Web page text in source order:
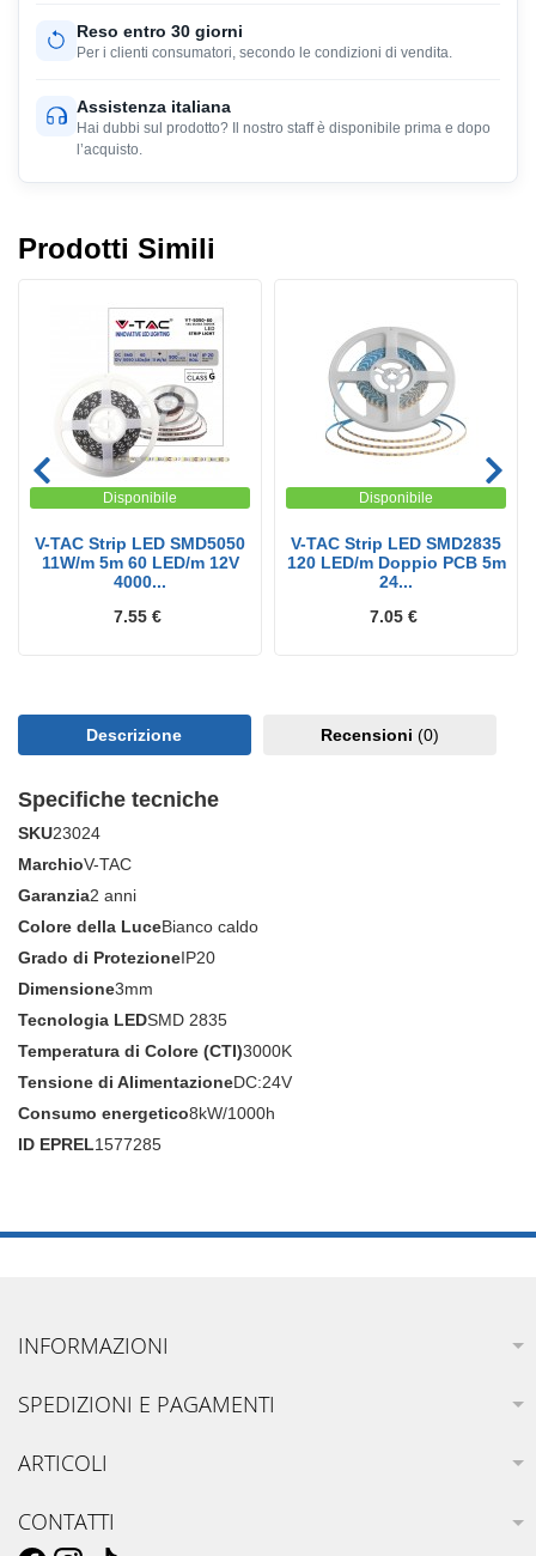
Reso entro 30 giorni
Per i clienti consumatori, secondo le condizioni di vendita.
Assistenza italiana
Hai dubbi sul prodotto? Il nostro staff è disponibile prima e dopo
l’acquisto.
Prodotti Simili
Disponibile
V-TAC Strip LED SMD5050
11W/m 5m 60 LED/m 12V
4000...
7.55 €
Disponibile
V-TAC Strip LED SMD2835
120 LED/m Doppio PCB 5m
24...
7.05 €
Descrizione Recensioni (0)
Specifiche tecniche
SKU23024
MarchioV-TAC
Garanzia2 anni
Colore della LuceBianco caldo
Grado di ProtezioneIP20
Dimensione3mm
Tecnologia LEDSMD 2835
Temperatura di Colore (CTI)3000K
Tensione di AlimentazioneDC:24V
Consumo energetico8kW/1000h
ID EPREL1577285
INFORMAZIONI
SPEDIZIONI E PAGAMENTI
ARTICOLI
CONTATTI